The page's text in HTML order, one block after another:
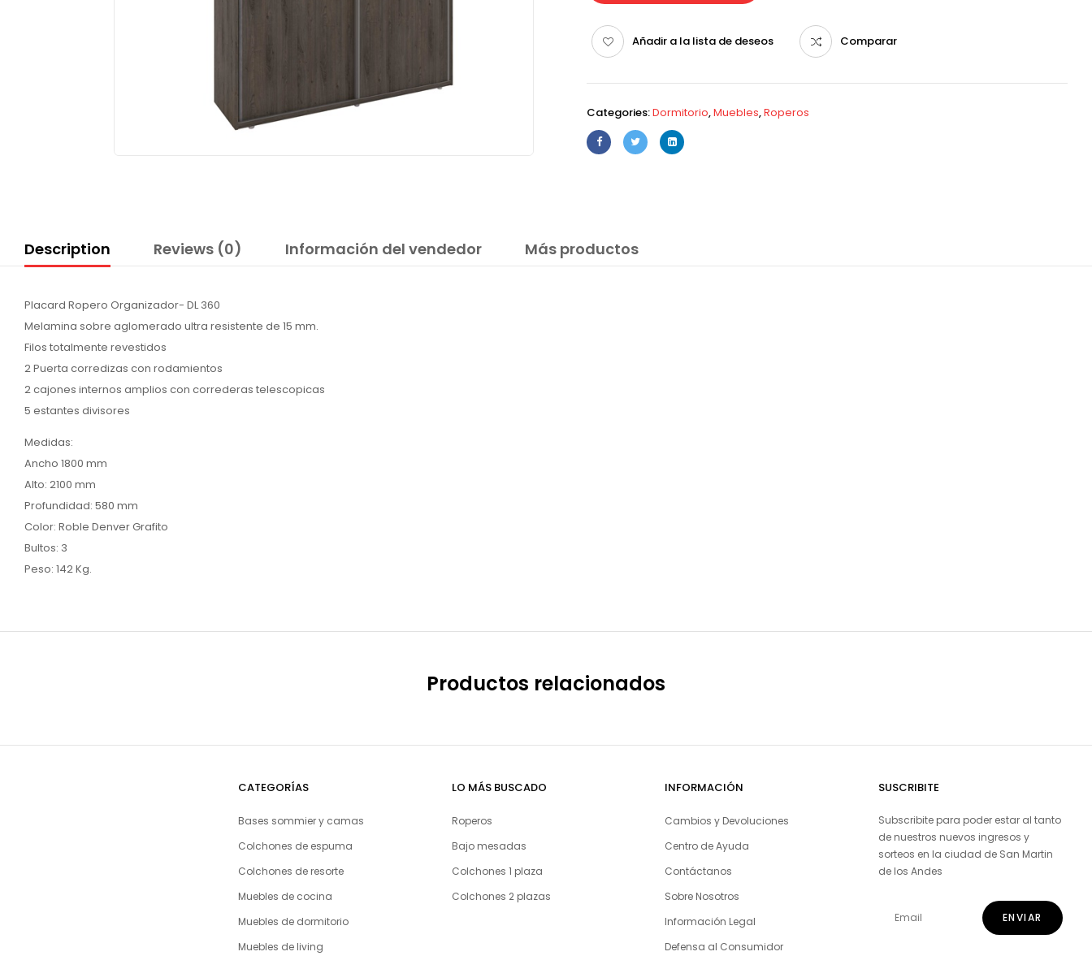
Añadir a la lista de deseos Comparar
Categories:Dormitorio,Muebles,Roperos
Description Reviews (0) Información del vendedor Más productos
Placard Ropero Organizador- DL 360
Melamina sobre aglomerado ultra resistente de 15 mm.
Filos totalmente revestidos
2 Puerta corredizas con rodamientos
2 cajones internos amplios con correderas telescopicas
5 estantes divisores
Medidas:
Ancho 1800 mm
Alto: 2100 mm
Profundidad: 580 mm
Color: Roble Denver Grafito
Bultos: 3
Peso: 142 Kg.
Productos relacionados
CATEGORÍAS
Bases sommier y camas
Colchones de espuma
Colchones de resorte
Muebles de cocina
Muebles de dormitorio
Muebles de living
LO MÁS BUSCADO
Roperos
Bajo mesadas
Colchones 1 plaza
Colchones 2 plazas
INFORMACIÓN
Cambios y Devoluciones
Centro de Ayuda
Contáctanos
Sobre Nosotros
Información Legal
Defensa al Consumidor
SUSCRIBITE
Subscribite para poder estar al tanto
de nuestros nuevos ingresos y
sorteos en la ciudad de San Martin
de los Andes